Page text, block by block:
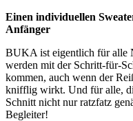
Einen individuellen
Anfänger
BUKA ist eigentlich für alle
werden mit der Schritt-für-
kommen, auch wenn der
knifflig wirkt. Und für alle,
Schnitt nicht nur ratzfatz
Begleiter!